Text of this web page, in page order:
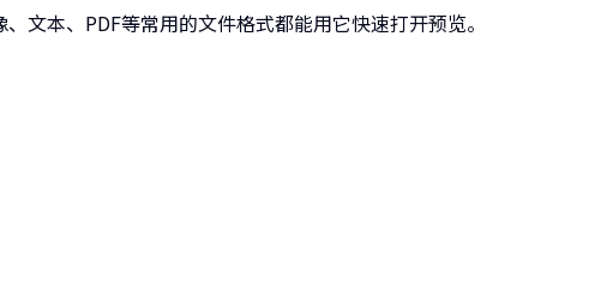
文本、PDF等常用的文件格式都能用它快速打开预览。